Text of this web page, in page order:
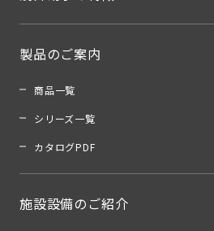
製品のご案内
商品一覧
シリーズ一覧
カタログPDF
施設設備のご紹介